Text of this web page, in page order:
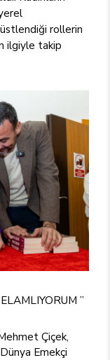
rollerin
ilgiyle takip
”
Çiçek,
Emekçi